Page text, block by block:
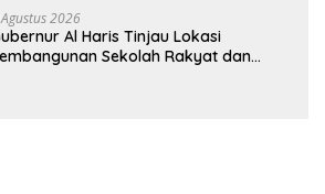
depan sudah ada di tangan”
2026
Al Haris Tinjau Lokasi
Sekolah Rakyat dan